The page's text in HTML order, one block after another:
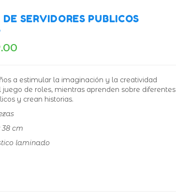
SERVIDORES PUBLICOS
a estimular la imaginación y la creatividad
de roles, mientras aprenden sobre diferentes
y crean historias.
38 cm
laminado